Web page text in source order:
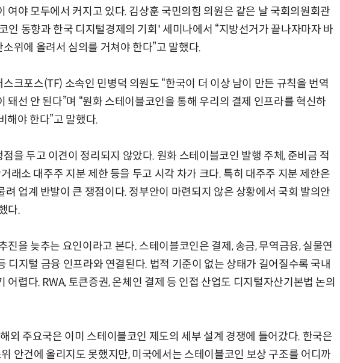
여야 모두에서 커지고 있다. 김상훈 국민의힘 의원은 같은 날 국회의원회관
인 동향과 한국 디지털경제의 기회' 세미나에서 “지방선거가 끝나자마자 바
위에 올려서 심의를 거쳐야 한다”고 말했다.
크포스(TF) 소속인 민병덕 의원도 “한국이 더 이상 남이 만든 규칙을 번역
돼선 안 된다”며 “원화 스테이블코인을 통해 우리의 결제 인프라를 혁신하
해야 한다”고 말했다.
을 두고 이견이 정리되지 않았다. 원화 스테이블코인 발행 주체, 준비금 적
래소 대주주 지분 제한 등을 두고 시각 차가 크다. 특히 대주주 지분 제한은
려 업계 반발이 큰 쟁점이다. 정부안이 마련되지 않은 상황에서 국회 발의안
다.
진을 늦추는 요인이라고 본다. 스테이블코인은 결제, 송금, 무역금융, 실물연
디지털 금융 인프라와 연결된다. 법적 기준이 없는 상태가 길어질수록 국내
어렵다. RWA, 토큰증권, 온체인 결제 등 인접 산업도 디지털자산기본법 논의
외 주요국은 이미 스테이블코인 제도의 세부 설계 경쟁에 들어갔다. 한국은
안건에 올리지도 못했지만, 미국에서는 스테이블코인 보상 구조를 어디까